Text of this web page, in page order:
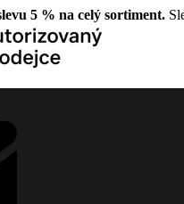
5 % na celý sortiment.